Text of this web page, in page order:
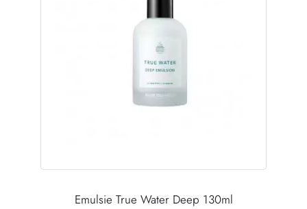
Emulsie True Water Deep 130ml